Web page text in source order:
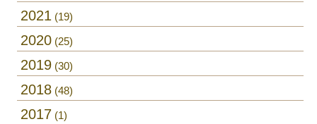
2021 19
2020 25
2019 30
2018 48
2017 1